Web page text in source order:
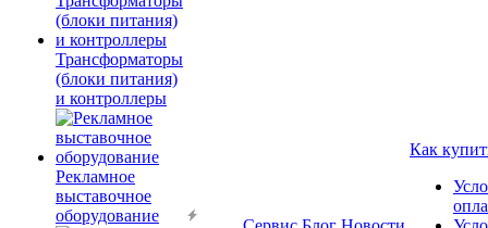
Трансформаторы
(блоки питания)
и контроллеры
Рекламное
выставочное
оборудование
Как